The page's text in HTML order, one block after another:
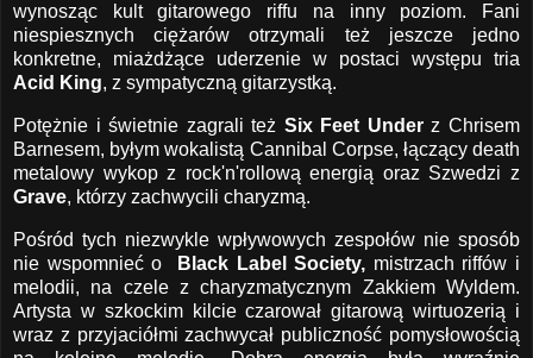
wynosząc kult gitarowego riffu na inny poziom. Fani
niespiesznych ciężarów otrzymali też jeszcze jedno
konkretne, miażdżące uderzenie w postaci występu tria
Acid King, z sympatyczną gitarzystką.
Potężnie i świetnie zagrali też Six Feet Underz Chrisem
Barnesem, byłym wokalistą Cannibal Corpse, łączący death
metalowy wykop z rock'n'rollową energią oraz Szwedzi z
Grave, którzy zachwycili charyzmą.
Pośród tych niezwykle wpływowych zespołów nie sposób
nie wspomnieć o
Black Label Society, mistrzach riffów i
melodii, na czele z charyzmatycznym Zakkiem Wyldem.
Artysta w szkockim kilcie czarował gitarową wirtuozerią i
wraz z przyjaciółmi zachwycał publiczność pomysłowością